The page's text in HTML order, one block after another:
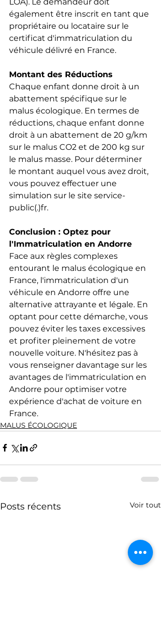
également être inscrit en tant que
propriétaire ou locataire sur le
certificat d'immatriculation du
véhicule délivré en France.
Montant des Réductions
Chaque enfant donne droit à un
abattement spécifique sur le
malus écologique. En termes de
réductions, chaque enfant donne
droit à un abattement de 20 g/km
sur le malus CO2 et de 200 kg sur
le malus masse. Pour déterminer
le montant auquel vous avez droit,
vous pouvez effectuer une
simulation sur le site service-
public(.)fr.
Conclusion : Optez pour
l'Immatriculation en Andorre
Face aux règles complexes
entourant le malus écologique en
France, l'immatriculation d'un
véhicule en Andorre offre une
alternative attrayante et légale. En
optant pour cette démarche, vous
pouvez éviter les taxes excessives
et profiter pleinement de votre
nouvelle voiture. N'hésitez pas à
vous renseigner davantage sur les
avantages de l'immatriculation en
Andorre pour optimiser votre
expérience d'achat de voiture en
France.
MALUS ÉCOLOGIQUE
Posts récents Voir tout